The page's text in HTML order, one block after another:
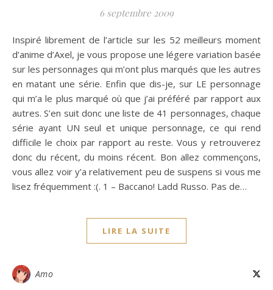
6 septembre 2009
Inspiré librement de l’article sur les 52 meilleurs moment
d’anime d’Axel, je vous propose une légere variation basée
sur les personnages qui m’ont plus marqués que les autres
en matant une série. Enfin que dis-je, sur LE personnage
qui m’a le plus marqué où que j’ai préféré par rapport aux
autres. S’en suit donc une liste de 41 personnages, chaque
série ayant UN seul et unique personnage, ce qui rend
difficile le choix par rapport au reste. Vous y retrouverez
donc du récent, du moins récent. Bon allez commençons,
vous allez voir y’a relativement peu de suspens si vous me
lisez fréquemment :(. 1 – Baccano! Ladd Russo. Pas de…
LIRE LA SUITE
Amo